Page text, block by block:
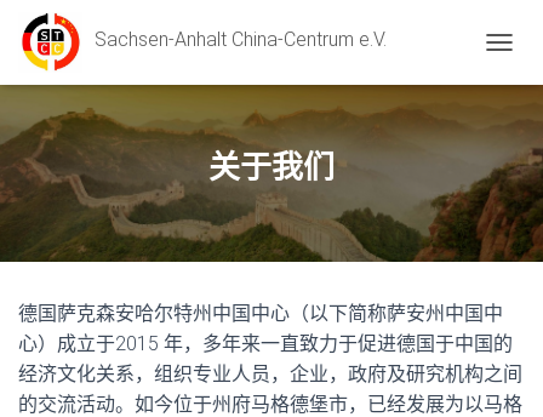
Sachsen-Anhalt China-Centrum e.V.
关于我们
德国萨克森安哈尔特州中国中心（以下简称萨安州中国中
心）成立于2015 年，多年来一直致力于促进德国于中国的
经济文化关系，组织专业人员，企业，政府及研究机构之间
的交流活动。如今位于州府马格德堡市，已经发展为以马格